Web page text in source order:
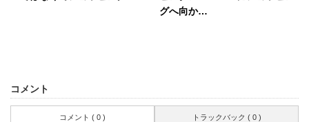
グへ向か…
コメント
コメント ( 0 ) トラックバック ( 0 )